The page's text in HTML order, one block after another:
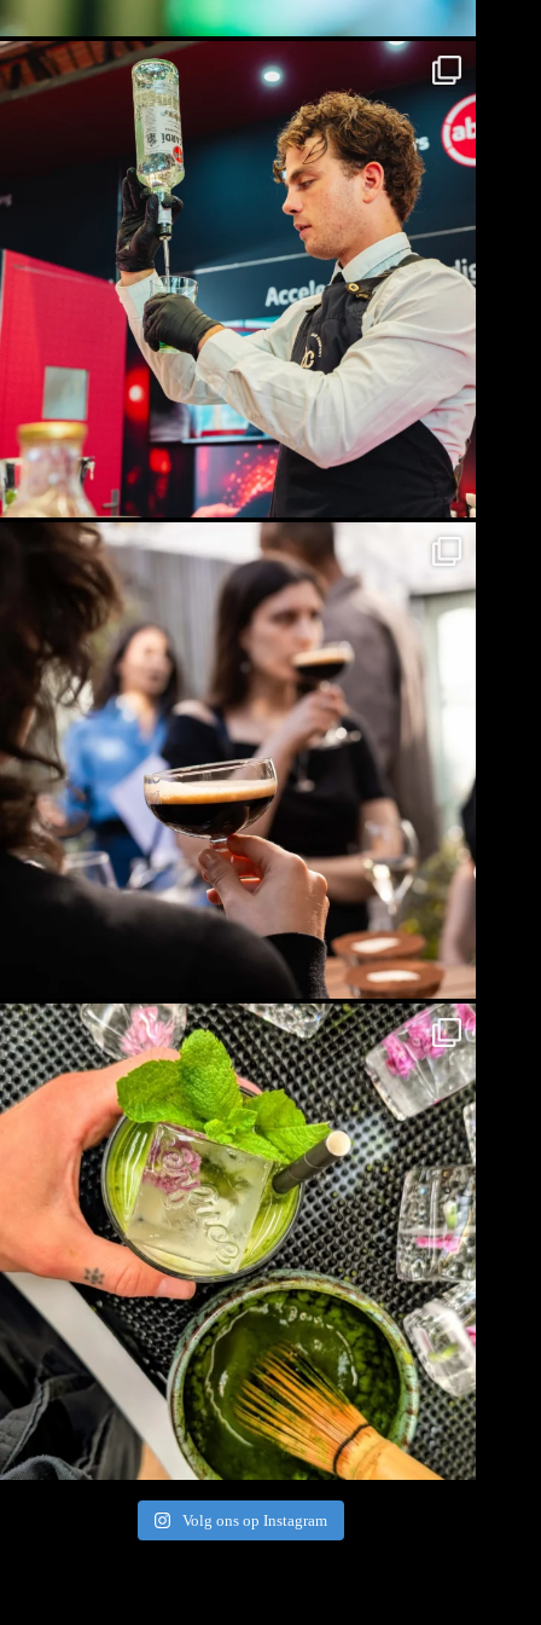
Volg ons op Instagram